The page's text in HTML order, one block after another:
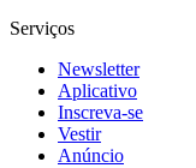
Serviços
Newsletter
Aplicativo
Inscreva-se
Vestir
Anúncio